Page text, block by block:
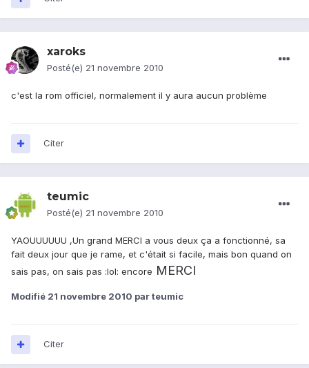
xaroks
Posté(e) 21 novembre 2010
c'est la rom officiel, normalement il y aura aucun problème
Citer
teumic
Posté(e) 21 novembre 2010
YAOUUUUUU ,Un grand MERCI a vous deux ça a fonctionné, sa
fait deux jour que je rame, et c'était si facile, mais bon quand on
sais pas, on sais pas :lol: encore MERCI
Modifié 21 novembre 2010 par teumic
Citer